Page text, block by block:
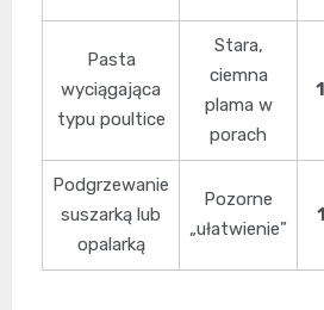
Pasta
wyciągająca
typu poultice
Stara,
ciemna
plama w
porach
Podgrzewanie
suszarką lub
opalarką
Pozorne
„ułatwienie”